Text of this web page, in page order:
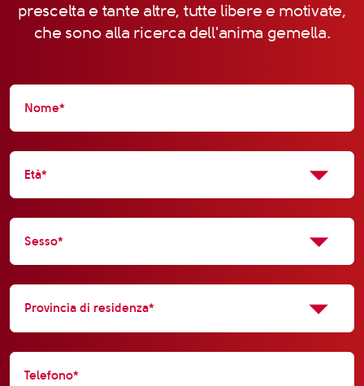
prescelta e tante altre, tutte libere e motivate,
che sono alla ricerca dell'anima gemella.